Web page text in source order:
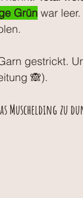
Grün war leer.
gestrickt.
🙈).
Muschelding zu